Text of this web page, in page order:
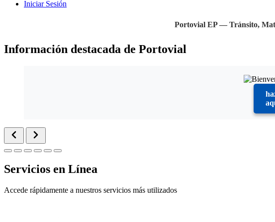
Iniciar Sesión
Portovial EP — Tránsito,
Información destacada de Portovial
Servicios en Línea
Accede rápidamente a nuestros servicios más utilizados